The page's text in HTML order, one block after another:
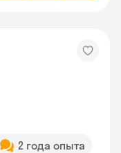
2 года опыта